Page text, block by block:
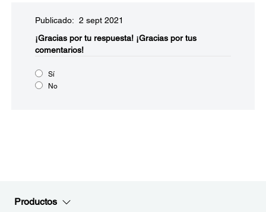
Publicado: 2 sept 2021
¡Gracias por tu respuesta! ¡Gracias por tus
comentarios!
Sí
No
Productos